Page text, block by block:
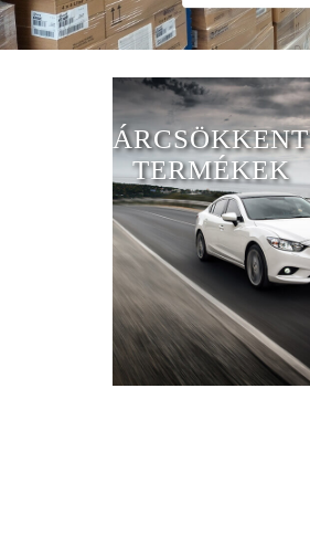
ÁRCSÖKKENT
TERMÉKEK